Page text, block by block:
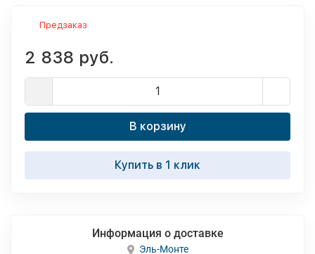
Предзаказ
2 838 руб.
В корзину
Купить в 1 клик
Информация о доставке
Эль-Монте